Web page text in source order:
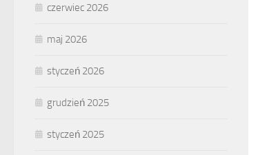
czerwiec 2026
maj 2026
styczeń 2026
grudzień 2025
styczeń 2025